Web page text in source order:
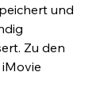
und
Zu den